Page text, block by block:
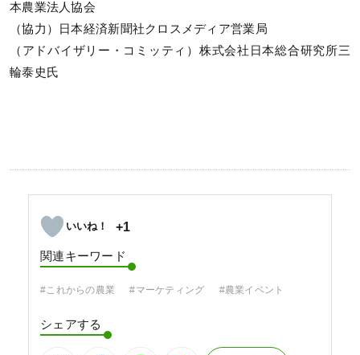
本農業法人協会
（協力）日本経済新聞社クロスメディア営業局
（アドバイザリー・コミッティ）株式会社日本総合研究所三
輪泰史氏
+1
関連キーワード
#これからの農業 #マーケティング #農業イベント
シェアする